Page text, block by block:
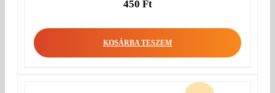
450 Ft
KOSÁRBA TESZEM